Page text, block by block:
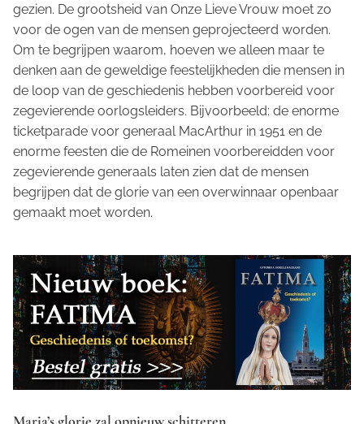
gezien. De grootsheid van Onze Lieve Vrouw moet zo
voor de ogen van de mensen geprojecteerd worden.
Om te begrijpen waarom, hoeven we alleen maar te
denken aan de geweldige feestelijkheden die mensen in
de loop van de geschiedenis hebben voorbereid voor
zegevierende oorlogsleiders. Bijvoorbeeld: de enorme
ticketparade voor generaal MacArthur in 1951 en de
enorme feesten die de Romeinen voorbereidden voor
zegevierende generaals laten zien dat de mensen
begrijpen dat de glorie van een overwinnaar openbaar
gemaakt moet worden.